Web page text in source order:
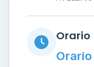
Orario